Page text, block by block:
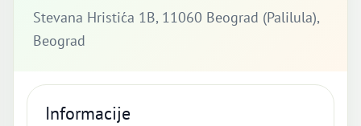
Stevana Hristića 1B, 11060 Beograd (Palilula),
Beograd
Informacije